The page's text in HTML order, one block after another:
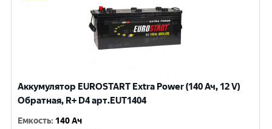
Аккумулятор EUROSTART Extra Power (140 Ач, 12 V)
Обратная, R+ D4 арт.EUT1404
Емкость: 140 Ач